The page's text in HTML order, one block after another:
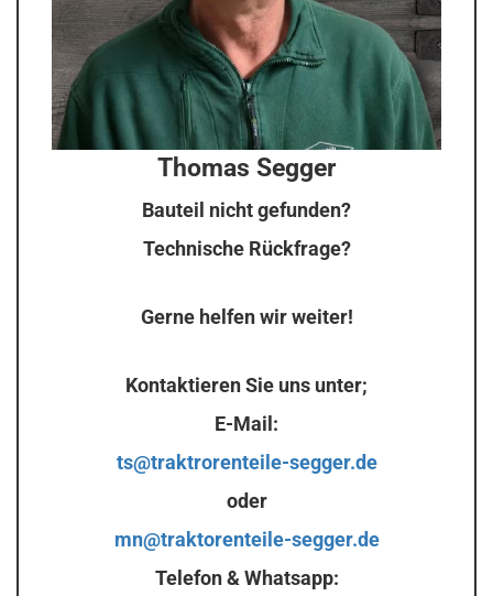
Thomas Segger
Bauteil nicht gefunden?
Technische Rückfrage?
Gerne helfen wir weiter!
Kontaktieren Sie uns unter;
E-Mail:
ts@traktrorenteile-segger.de
oder
mn@traktorenteile-segger.de
Telefon & Whatsapp: